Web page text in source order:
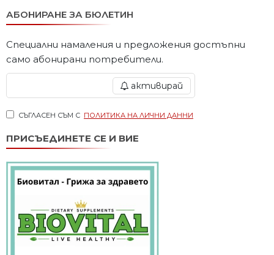
АБОНИРАНЕ ЗА БЮЛЕТИН
Специални намаления и предложения достъпни
само абонирани потребители.
активирай
СЪГЛАСЕН СЪМ С ПОЛИТИКА НА ЛИЧНИ ДАННИ
ПРИСЪЕДИНЕТЕ СЕ И ВИЕ